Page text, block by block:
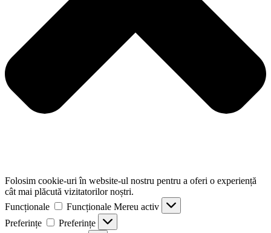
Folosim cookie-uri în website-ul nostru pentru a oferi o experiență
cât mai plăcută vizitatorilor noștri.
Funcționale
Funcționale Mereu activ
Preferințe
Preferințe